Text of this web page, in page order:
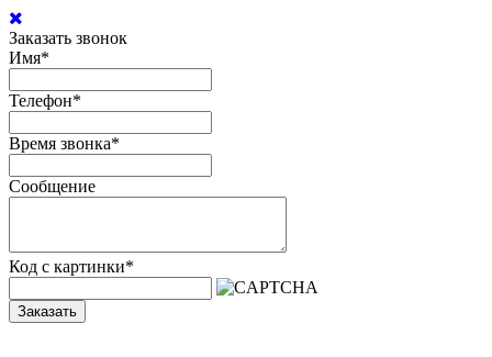
Заказать звонок
Имя*
Телефон*
Время звонка*
Сообщение
Код с картинки*
Заказать